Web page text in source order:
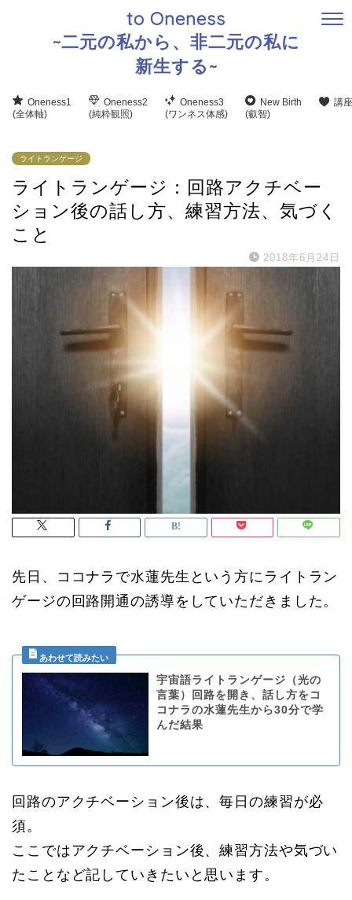
to Oneness
~二元の私から、非二元の私に
新生する~
Oneness1
(全体軸)
Oneness2
(純粋観照)
Oneness3
(ワンネス体感)
New Birth
(叡智)
講
ライトランゲージ
ライトランゲージ：回路アクチベー
ション後の話し方、練習方法、気づく
こと
2018年6月24日
先日、ココナラで水蓮先生という方にライトラン
ゲージの回路開通の誘導をしていただきました。
宇宙語ライトランゲージ（光の
言葉）回路を開き、話し方をコ
コナラの水蓮先生から30分で学
んだ結果
回路のアクチベーション後は、毎日の練習が必
須。
ここではアクチベーション後、練習方法や気づい
たことなど記していきたいと思います。